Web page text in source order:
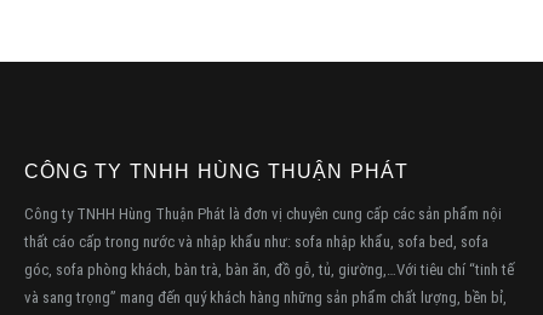
CÔNG TY TNHH HÙNG THUẬN PHÁT
Công ty TNHH Hùng Thuận Phát là đơn vị chuyên cung cấp các sản phẩm nội
thất cáo cấp trong nước và nhập khẩu như: sofa nhập khẩu, sofa bed, sofa
góc, sofa phòng khách, bàn trà, bàn ăn, đồ gỗ, tủ, giường,…Với tiêu chí “tinh tế
và sang trọng” mang đến quý khách hàng những sản phẩm chất lượng, bền bỉ,